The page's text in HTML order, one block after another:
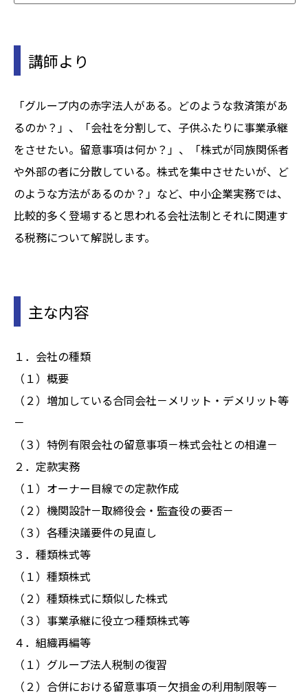
講師より
「グループ内の赤字法人がある。どのような救済策があ
るのか？」、「会社を分割して、子供ふたりに事業承継
をさせたい。留意事項は何か？」、「株式が同族関係者
や外部の者に分散している。株式を集中させたいが、ど
のような方法があるのか？」など、中小企業実務では、
比較的多く登場すると思われる会社法制とそれに関連す
る税務について解説します。
主な内容
１．会社の種類
（１）概要
（２）増加している合同会社－メリット・デメリット等
－
（３）特例有限会社の留意事項－株式会社との相違－
２．定款実務
（１）オーナー目線での定款作成
（２）機関設計－取締役会・監査役の要否－
（３）各種決議要件の見直し
３．種類株式等
（１）種類株式
（２）種類株式に類似した株式
（３）事業承継に役立つ種類株式等
４．組織再編等
（１）グループ法人税制の復習
（２）合併における留意事項－欠損金の利用制限等－